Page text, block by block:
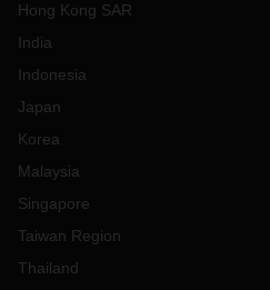
Hong Kong SAR
India
Indonesia
Japan
Korea
Malaysia
Singapore
Taiwan Region
Thailand